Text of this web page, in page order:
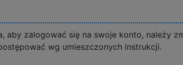
zalogować się na swoje konto, należy
wg umieszczonych instrukcji.